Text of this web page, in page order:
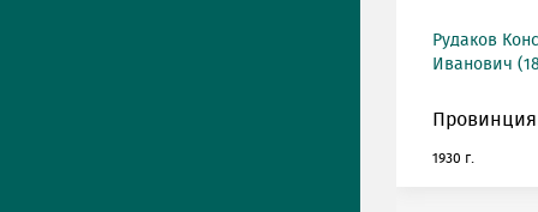
Рудаков
Иванович
1930 г.